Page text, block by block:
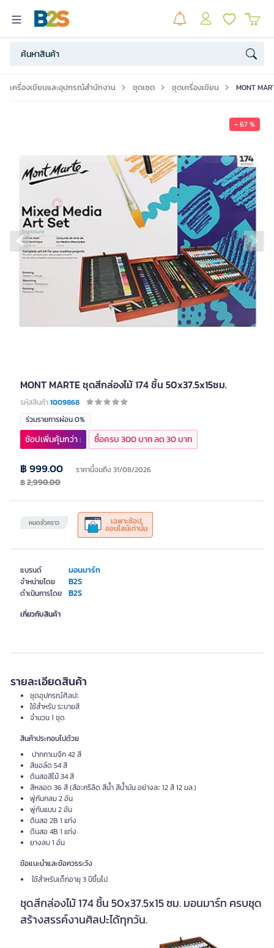
เครื่องเขียนและอุปกรณ์สำนักงาน ชุดเซต ชุดเครื่องเขียน MONT
- 67 %
Previous slide
MONT MARTE ชุดสีกล่องไม้ 174 ชิ้น 50x37.5x15ซม.
รหัสสินค้า1009868
แบรนด์ มอนมาร์ท
จำหน่ายโดย B2S
ดำเนินการโดย B2S
ร่วมรายการผ่อน 0%
หมดชั่วคราว เฉพาะช้อป
ออนไลน์เท่านั้น
฿ 999.00 ราคานี้จนถึง 31/08/2026
฿2,990.00
ช้อปเพิ่มคุ้มกว่า : ซื้อครบ 300 บาท ลด 30 บาท
เกี่ยวกับสินค้า
รายละเอียดสินค้า
ชุดอุปกรณ์ศิลปะ
ใช้สำหรับ ระบายสี
จำนวน 1 ชุด
สินค้าประกอบไปด้วย
ปากกาเมจิก 42 สี
สีชอล์ด 54 สี
ดินสอสีไม้ 34 สี
สีหลอด 36 สี (สีอะคริลิด สีน้ำ สีน้ำมัน อย่างละ 12 สี 12 มล.)
พู่กันกลม 2 อัน
พู่กันแบน 2 อัน
ดินสอ 2B 1 แท่ง
ดินสอ 4B 1 แท่ง
ยางลบ 1 อัน
ข้อแนะนำและข้อควรระวัง
ใช้สำหรับเด็กอายุ 3 ปีขึ้นไป
ชุดสีกล่องไม้ 174 ชิ้น 50x37.5x15 ซม. มอนมาร์ท ครบชุด
สร้างสรรค์งานศิลปะได้ทุกวัน.